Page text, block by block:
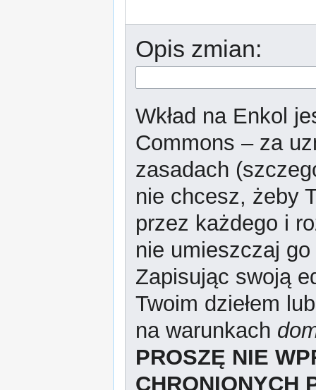
Opis zmian:
Wkład na Enkol
Commons – za
zasadach
nie chcesz, żeby
przez każdego i
nie umieszczaj
Zapisując swoją
Twoim dziełem
na warunkach
PROSZĘ NIE
CHRONIONYCH